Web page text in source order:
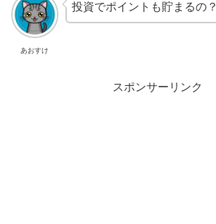
あおすけ
投資でポイントも貯まるの？
スポンサーリンク